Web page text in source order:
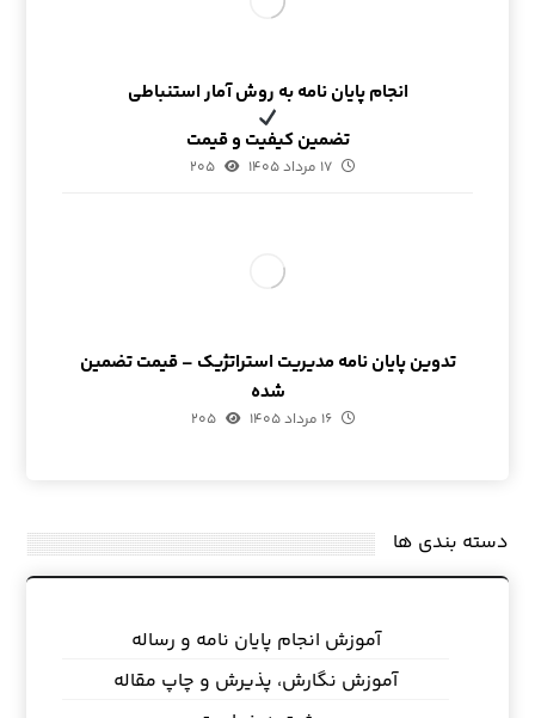
انجام پایان نامه به روش آمار استنباطی
تضمین کیفیت و قیمت
۱۷ مرداد ۱۴۰۵ ۲۰۵
تدوین پایان نامه مدیریت استراتژیک – قیمت تضمین
شده
۱۶ مرداد ۱۴۰۵ ۲۰۵
دسته بندی ها
آموزش انجام پایان نامه و رساله
آموزش نگارش، پذیرش و چاپ مقاله